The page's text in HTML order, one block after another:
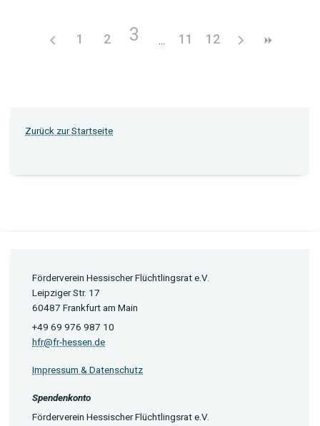
1 2 3 11 12
Zurück zur Startseite
Förderverein Hessischer Flüchtlingsrat e.V.
Leipziger Str. 17
60487 Frankfurt am Main
+49 69 976 987 10
hfr@fr-hessen.de
Impressum & Datenschutz
Spendenkonto
Förderverein Hessischer Flüchtlingsrat e.V.